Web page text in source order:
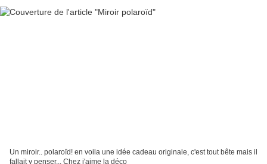
Un miroir.. polaroïd! en voila une idée cadeau originale, c'est tout bête mais il
fallait y penser... Chez j'aime la déco